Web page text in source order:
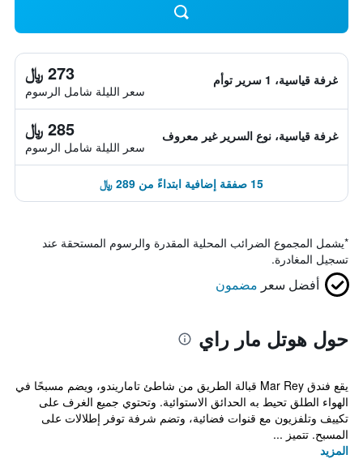
غرفة قياسية، 1 سرير توأم 273 ﷼
سعر الليلة شامل الرسوم
غرفة قياسية، نوع السرير غير معروف 285 ﷼
سعر الليلة شامل الرسوم
15 صفقة إضافية ابتداءً من 289 ﷼
*يشمل المجموع الضرائب المحلية المقدرة والرسوم المستحقة عند
تسجيل المغادرة.
أفضل سعر مضمون
حول هوتل مار راي
يقع فندق Mar Rey قبالة الطريق من شاطئ تاماريندو، ويضم مسبحًا في
الهواء الطلق تحيط به الحدائق الاستوائية. وتحتوي جميع الغرف على
تكييف وتلفزيون مع قنوات فضائية، وتضم شرفة توفر إطلالات على
المسبح. تتميز ...
المزيد